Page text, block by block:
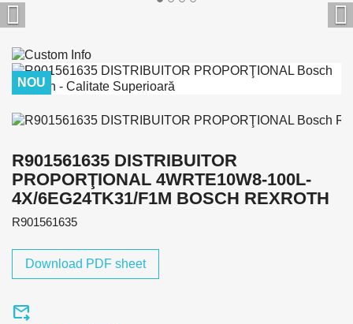
 
NOU
R901561635 DISTRIBUITOR
PROPORŢIONAL 4WRTE10W8-100L-
4X/6EG24TK31/F1M BOSCH REXROTH
R901561635
Download PDF sheet
forward_to_inbox